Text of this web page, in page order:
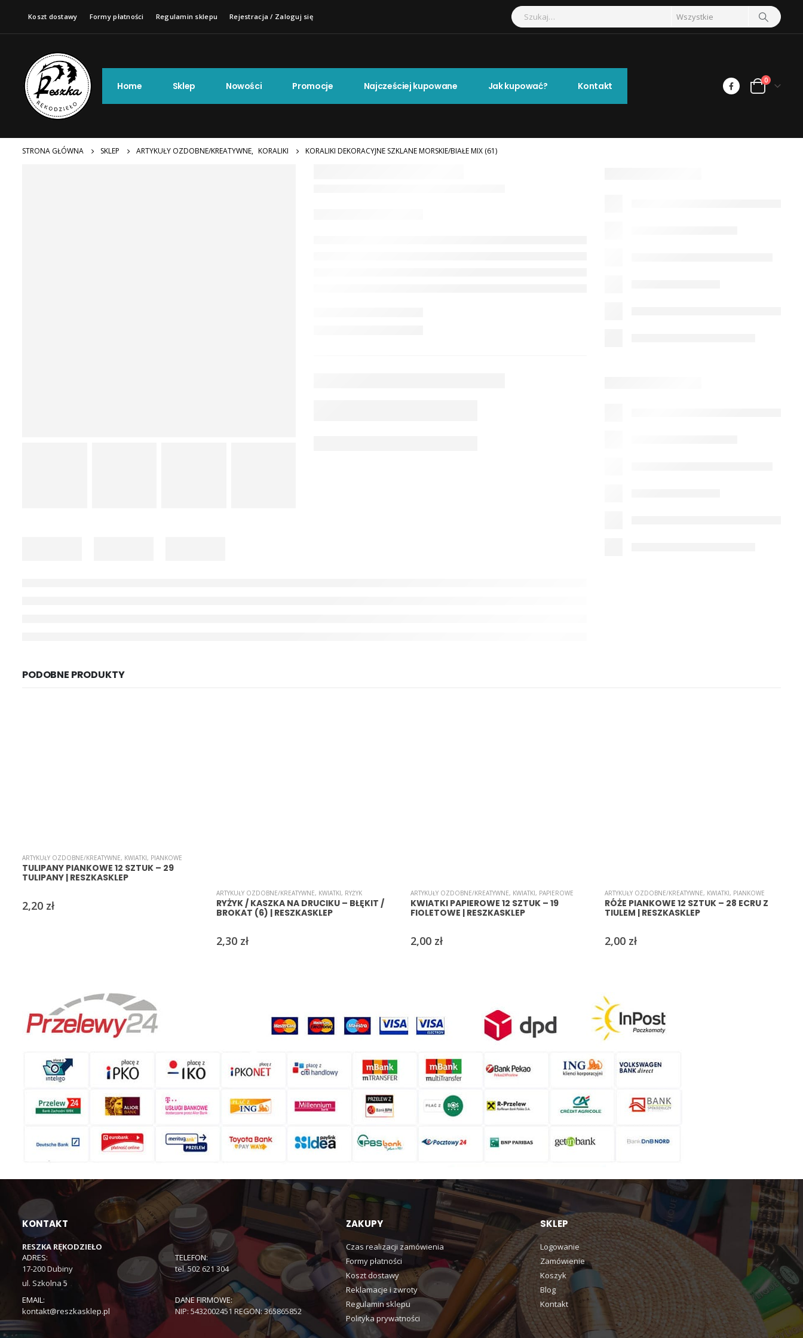
Koszt dostawy Formy płatności Regulamin sklepu Rejestracja / Zaloguj się
Home Sklep Nowości Promocje Najcześciej kupowane Jak kupować? Kontakt 0
STRONA GŁÓWNA SKLEP ARTYKUŁY OZDOBNE/KREATYWNE, KORALIKI KORALIKI DEKORACYJNE SZKLANE MORSKIE/BIAŁE MIX (61)
PODOBNE PRODUKTY
ARTYKUŁY OZDOBNE/KREATYWNE, KWIATKI, PIANKOWE
TULIPANY PIANKOWE 12 SZTUK – 29
TULIPANY | RESZKASKLEP
2,20 zł
ARTYKUŁY OZDOBNE/KREATYWNE, KWIATKI, RYŻYK
RYŻYK / KASZKA NA DRUCIKU – BŁĘKIT /
BROKAT (6) | RESZKASKLEP
2,30 zł
ARTYKUŁY OZDOBNE/KREATYWNE, KWIATKI, PAPIEROWE
KWIATKI PAPIEROWE 12 SZTUK – 19
FIOLETOWE | RESZKASKLEP
2,00 zł
ARTYKUŁY OZDOBNE/KREATYWNE, KWIATKI, PIANKOWE
RÓŻE PIANKOWE 12 SZTUK – 28 ECRU Z
TIULEM | RESZKASKLEP
2,00 zł
KONTAKT
RESZKA RĘKODZIEŁO
ADRES:
17-200 Dubiny
ul. Szkolna 5
TELEFON:
tel. 502 621 304
EMAIL:
kontakt@reszkasklep.pl
DANE FIRMOWE:
NIP: 5432002451 REGON: 365865852
ZAKUPY
Czas realizacji zamówienia
Formy płatności
Koszt dostawy
Reklamacje i zwroty
Regulamin sklepu
Polityka prywatności
SKLEP
Logowanie
Zamówienie
Koszyk
Blog
Kontakt